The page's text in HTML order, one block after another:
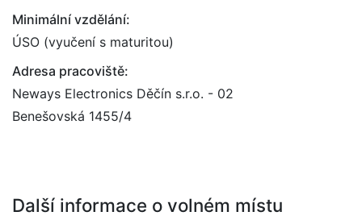
Minimální vzdělání:
ÚSO (vyučení s maturitou)
Adresa pracoviště:
Neways Electronics Děčín s.r.o. - 02
Benešovská 1455/4
Další informace o volném místu